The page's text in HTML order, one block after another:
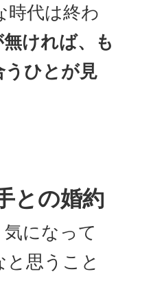
時代は終わ
ければ、も
うひとが見
との婚約
になって
思うこと